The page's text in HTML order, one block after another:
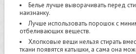
Белье лучше выворачивать перед
наизнанку.
Лучше использовать порошок с
отбеливающих веществ.
Хлопковые вещи нельзя стирать
ткани появятся катышки, а сама она